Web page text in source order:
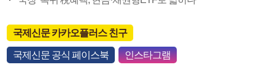
국제신문 카카오플러스 친구
국제신문 공식 페이스북 인스타그램